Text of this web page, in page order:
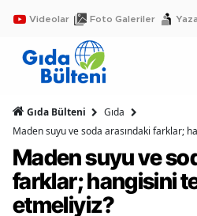
Videolar Foto Galeriler
Gıda Bülteni
Gıda
Maden suyu ve soda arasındaki farklar;
Maden suyu ve
farklar; hangisini
etmeliyiz?